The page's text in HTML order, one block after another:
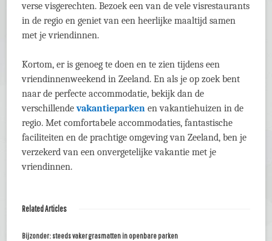
verse visgerechten. Bezoek een van de vele visrestaurants
in de regio en geniet van een heerlijke maaltijd samen
met je vriendinnen.
Kortom, er is genoeg te doen en te zien tijdens een
vriendinnenweekend in Zeeland. En als je op zoek bent
naar de perfecte accommodatie, bekijk dan de
verschillendevakantieparken en vakantiehuizen in de
regio. Met comfortabele accommodaties, fantastische
faciliteiten en de prachtige omgeving van Zeeland, ben je
verzekerd van een onvergetelijke vakantie met je
vriendinnen.
Related Articles
Bijzonder: steeds vaker grasmatten in openbare parken